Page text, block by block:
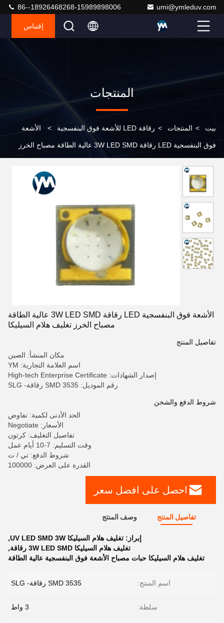
umi@ymleduv.com
86--18926468268-15989898006
إقتباس
المنتجات
بيت > المنتجات > رقاقة LED للأشعة فوق البنفسجية > الأشعة
فوق البنفسجية LED رقاقة 3W LED SMD عالية الطاقة مصباح الخرز
الأشعة فوق البنفسجية LED رقاقة 3W LED SMD عالية الطاقة
مصباح الخرز تغليف هلام السيليكا
تفاصيل المنتج
مكان المنشأ: الصين
اسم العلامة التجارية: YM
إصدار الشهادات: High-tech Enterprise Certificate
رقم الموديل: 3535 SMD رقاقة- SLG
شروط الدفع والشحن
الحد الأدنى لكمية: تفاوض
الأسعار: Negotiate
تفاصيل التغليف: كرتون
وقت التسليم: 7-10 أيام عمل
شروط الدفع: تي / ت
القدرة على العرض: 100000
احصل على افضل سعر
تفاصيل المنتج وصف المنتج
إبراز: تغليف هلام السيليكا UV LED SMD 3W
,
تغليف هلام السيليكا 3W LED SMD رقاقة
,
تغليف هلام السيليكا حبات مصباح الأشعة فوق البنفسجية عالية الطاقة
اسم المنتج: 3535 SMD رقاقة- SLG
سلطة: 3 واط